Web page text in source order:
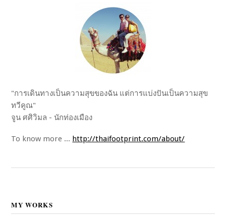
"การเดินทางเป็นความสุขของฉัน แต่การแบ่งปันเป็นความสุข
ทวีคูณ"
จูน ศศิวิมล - นักท่องเมือง
To know more ... http://thaifootprint.com/about/
MY WORKS